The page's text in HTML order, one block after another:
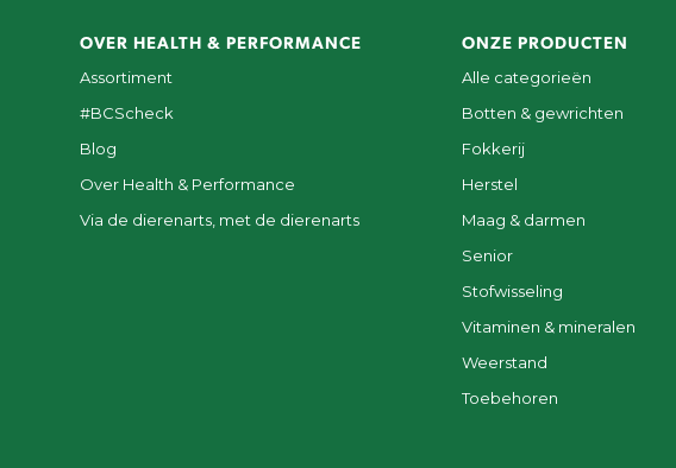
OVER HEALTH & PERFORMANCE
Assortiment
#BCScheck
Blog
Over Health & Performance
Via de dierenarts, met de dierenarts
ONZE PRODUCTEN
Alle categorieën
Botten & gewrichten
Fokkerij
Herstel
Maag & darmen
Senior
Stofwisseling
Vitaminen & mineralen
Weerstand
Toebehoren